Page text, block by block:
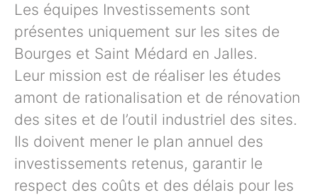
Les équipes Investissements sont
présentes uniquement sur les sites de
Bourges et Saint Médard en Jalles.
Leur mission est de réaliser les études
amont de rationalisation et de rénovation
des sites et de l’outil industriel des sites.
Ils doivent mener le plan annuel des
investissements retenus, garantir le
respect des coûts et des délais pour les